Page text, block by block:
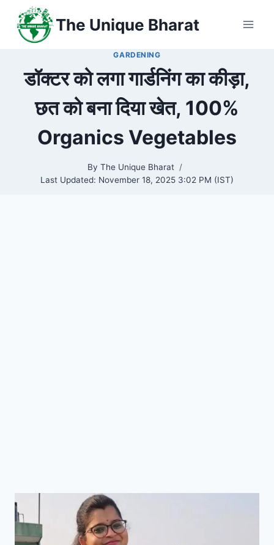
content
The Unique Bharat
GARDENING
डॉक्टर को लगा गार्डनिंग का कीड़ा,
छत को बना दिया खेत, 100%
Organics Vegetables
By The Unique Bharat
Last Updated: November 18, 2025 3:02 PM (IST)